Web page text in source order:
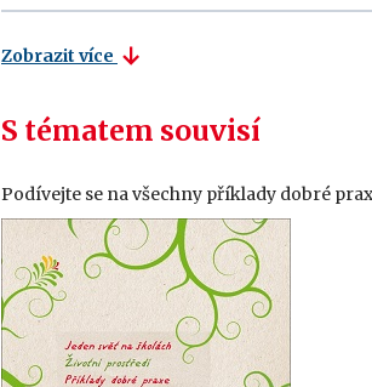
Zobrazit více
S tématem souvisí
Podívejte se na všechny příklady dobré